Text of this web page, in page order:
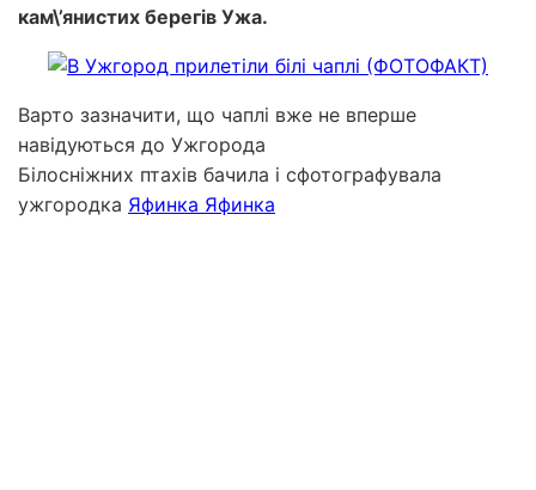
кам\’янистих берегів Ужа.
Варто зазначити, що чаплі вже не вперше
навідуються до Ужгорода
Білосніжних птахів бачила і сфотографувала
ужгородка Яфинка Яфинка